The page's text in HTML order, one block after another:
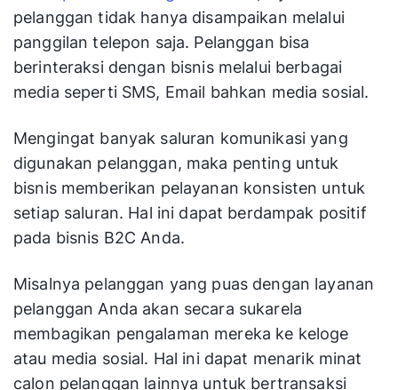
pelanggan tidak hanya disampaikan melalui
panggilan telepon saja. Pelanggan bisa
berinteraksi dengan bisnis melalui berbagai
media seperti SMS, Email bahkan media sosial.
Mengingat banyak saluran komunikasi yang
digunakan pelanggan, maka penting untuk
bisnis memberikan pelayanan konsisten untuk
setiap saluran. Hal ini dapat berdampak positif
pada bisnis B2C Anda.
Misalnya pelanggan yang puas dengan layanan
pelanggan Anda akan secara sukarela
membagikan pengalaman mereka ke keloge
atau media sosial. Hal ini dapat menarik minat
calon pelanggan lainnya untuk bertransaksi